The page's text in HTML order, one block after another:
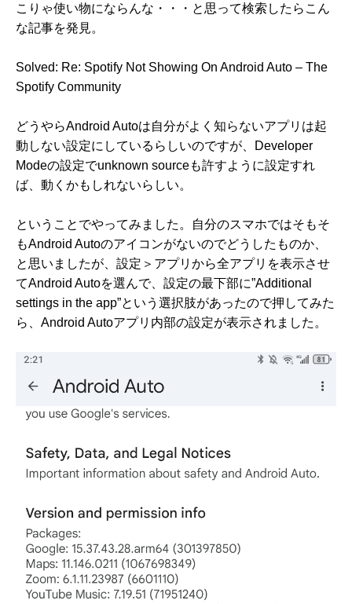
こりゃ使い物にならんな・・・と思って検索したらこん
な記事を発見。
Solved: Re: Spotify Not Showing On Android Auto – The
Spotify Community
どうやらAndroid Autoは自分がよく知らないアプリは起
動しない設定にしているらしいのですが、Developer
Modeの設定でunknown sourceも許すように設定すれ
ば、動くかもしれないらしい。
ということでやってみました。自分のスマホではそもそ
もAndroid Autoのアイコンがないのでどうしたものか、
と思いましたが、設定＞アプリから全アプリを表示させ
てAndroid Autoを選んで、設定の最下部に”Additional
settings in the app”という選択肢があったので押してみた
ら、Android Autoアプリ内部の設定が表示されました。